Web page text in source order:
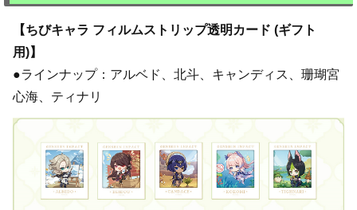
【ちびキャラ フィルムストリップ透明カード (ギフト
用)】
●ラインナップ：アルベド、北斗、キャンディス、珊瑚宮
心海、ティナリ